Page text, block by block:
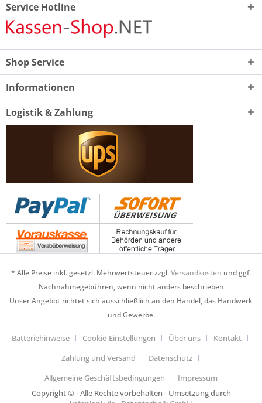
Service Hotline
Shop Service
Informationen
Logistik & Zahlung
* Alle Preise inkl. gesetzl. Mehrwertsteuer zzgl.Versandkosten und ggf.
Nachnahmegebühren, wenn nicht anders beschrieben
Unser Angebot richtet sich ausschließlich an den Handel, das Handwerk
und Gewerbe.
Batteriehinweise Cookie-Einstellungen Über uns
Kontakt
Zahlung und Versand
Datenschutz
Allgemeine Geschäftsbedingungen
Impressum
Copyright © - Alle Rechte vorbehalten - Umsetzung durch